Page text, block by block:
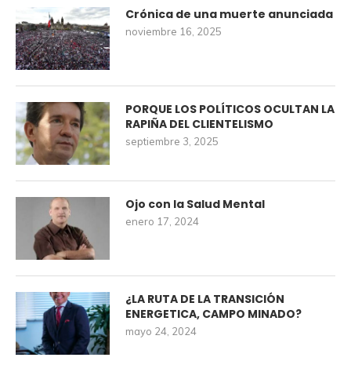
Crónica de una muerte anunciada
noviembre 16, 2025
PORQUE LOS POLÍTICOS OCULTAN LA
RAPIÑA DEL CLIENTELISMO
septiembre 3, 2025
Ojo con la Salud Mental
enero 17, 2024
¿LA RUTA DE LA TRANSICIÓN
ENERGETICA, CAMPO MINADO?
mayo 24, 2024